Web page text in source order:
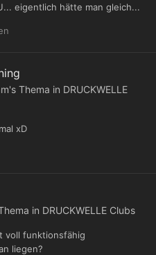
eigentlich hätte man gleich...
's Thema in DRUCKWELLE
xD
in DRUCKWELLE Clubs
voll funktionsfähig
liegen?